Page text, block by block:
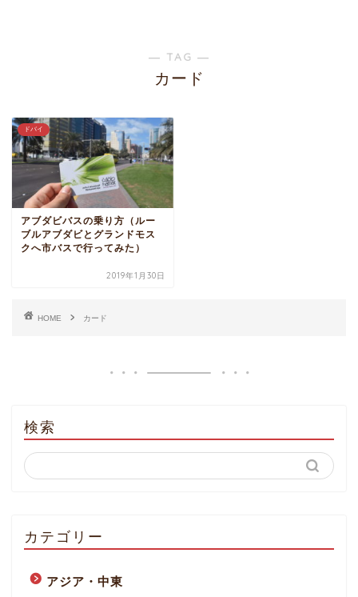
― TAG ―
カード
ドバイ
アブダビバスの乗り方（ルー
ブルアブダビとグランドモス
クへ市バスで行ってみた）
2019年1月30日
HOME カード
検索
カテゴリー
アジア・中東